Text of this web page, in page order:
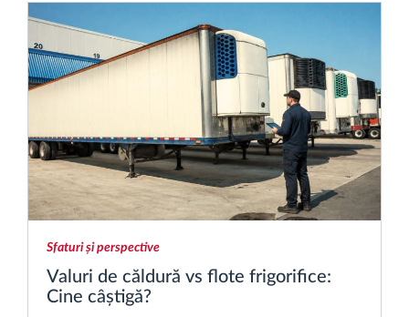
Sfaturi și perspective
Valuri de căldură vs flote frigorifice:
Cine câștigă?